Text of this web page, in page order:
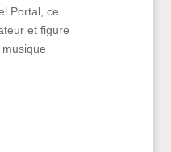
Portal, ce
et figure